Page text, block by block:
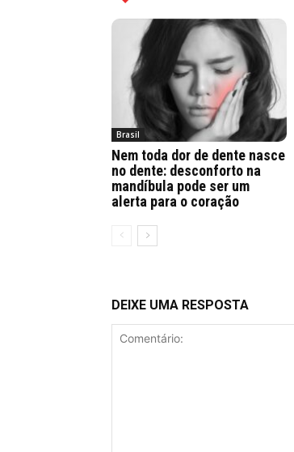
Brasil
Nem toda dor de dente nasce
no dente: desconforto na
mandíbula pode ser um
alerta para o coração
DEIXE UMA RESPOSTA